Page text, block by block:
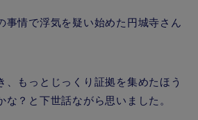
事情で浮気を疑い始めた円城寺さん
、もっとじっくり証拠を集めたほう
な？と下世話ながら思いました。